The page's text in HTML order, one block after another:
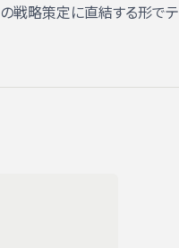
戦略策定に直結する形でテ